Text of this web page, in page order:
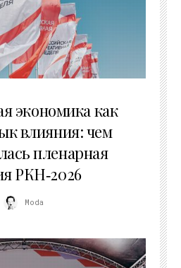
экономика как
влияния: чем
пленарная
РКН‑2026
Moda